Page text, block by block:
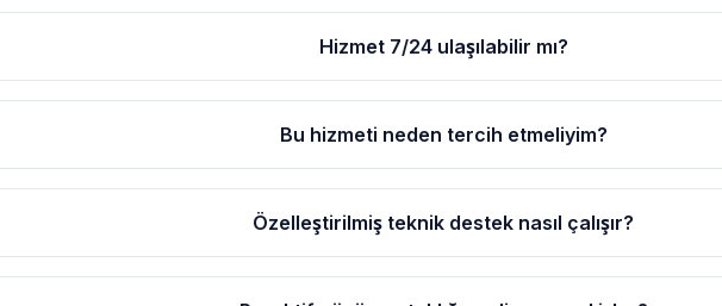
Hizmet 7/24 ulaşılabilir mı?
Bu hizmeti neden tercih etmeliyim?
Özelleştirilmiş teknik destek nasıl çalışır?